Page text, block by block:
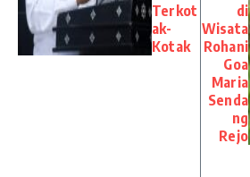
Terkot
ak-
Kotak
di
Wisata
Rohani
Goa
Maria
Senda
ng
Rejo